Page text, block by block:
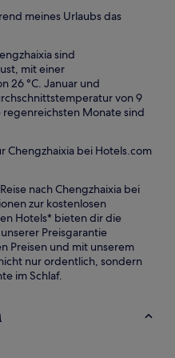
meines Urlaubs das
sind
mit einer
26 °C. Januar und
von 9
regenreichsten Monate sind
Chengzhaixia bei Hotels.com
nach Chengzhaixia bei
zur kostenlosen
Hotels* bieten dir die
Preisgarantie
Preisen und mit unserem
nur ordentlich, sondern
im Schlaf.